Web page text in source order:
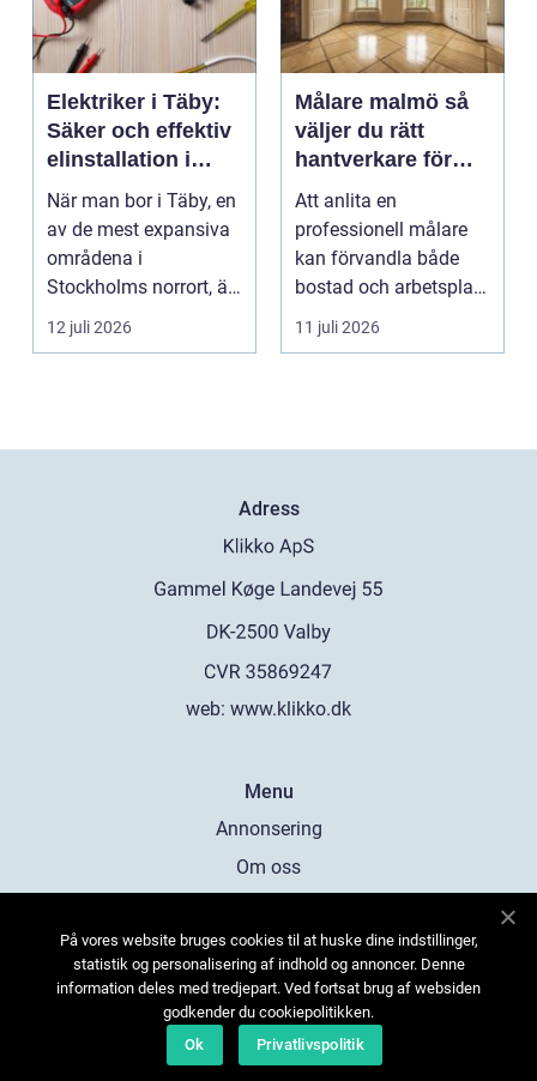
Elektriker i Täby:
Säker och effektiv
elinstallation i
norrort
När man bor i Täby, en
av de mest expansiva
områdena i
Stockholms norrort, är
b...
12 juli 2026
Målare malmö så
väljer du rätt
hantverkare för
hem och företag
Att anlita en
professionell målare
kan förvandla både
bostad och arbetsplats
på kort tid. Färger, yt...
11 juli 2026
Adress
web: www.klikko.dk
Menu
Annonsering
Om oss
Kontakta oss
Sitemap
På vores website bruges cookies til at huske dine indstillinger,
statistik og personalisering af indhold og annoncer. Denne
information deles med tredjepart. Ved fortsat brug af websiden
godkender du cookiepolitikken.
Ok
Privatlivspolitik